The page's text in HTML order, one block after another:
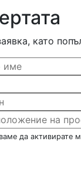
като
да активирате